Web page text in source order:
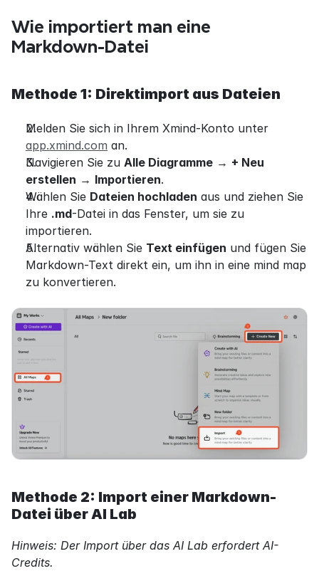
Wie importiert man eine
Markdown-Datei
Methode 1: Direktimport aus Dateien
app.xmind.com an.
Navigieren Sie zu Alle Diagramme → + Neu
erstellen → Importieren.
Wählen Sie Dateien hochladen aus und ziehen Sie
Ihre .md-Datei in das Fenster, um sie zu
importieren.
Alternativ wählen Sie Text einfügen und fügen Sie
Markdown-Text direkt ein, um ihn in eine mind map
zu konvertieren.
Methode 2: Import einer Markdown-
Datei über AI Lab
Hinweis: Der Import über das AI Lab erfordert AI-
Credits.